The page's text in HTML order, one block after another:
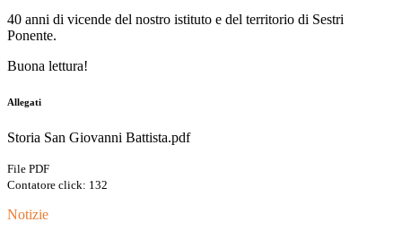
40 anni di vicende del nostro istituto e del territorio di Sestri
Ponente.
Buona lettura!
Allegati
Storia San Giovanni Battista.pdf
File PDF
Contatore click: 132
Notizie